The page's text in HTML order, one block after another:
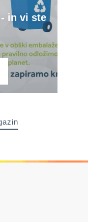
in vi ste